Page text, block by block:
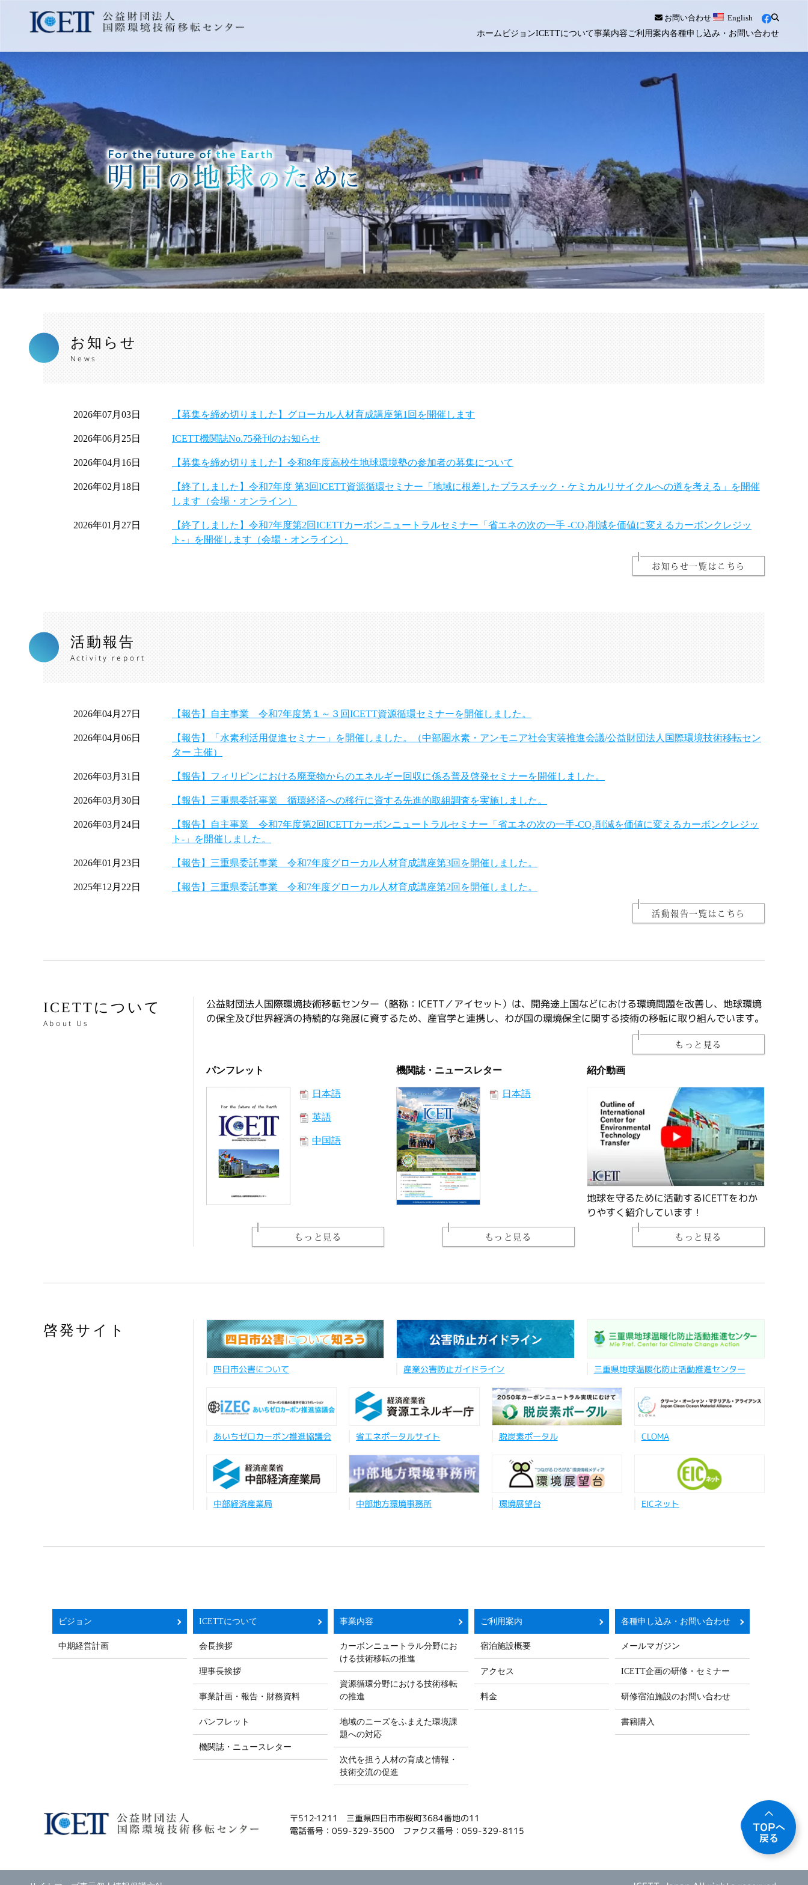
お問い合わせ
English
ホーム ビジョンICETTについて事業内容 ご利用案内各種申し込み・お問い合わせ
お知らせ
News
2026年07月03日 【募集を締め切りました】グローカル人材育成講座第1回を開催します
2026年06月25日 ICETT機関誌No.75発刊のお知らせ
2026年04月16日 【募集を締め切りました】令和8年度高校生地球環境塾の参加者の募集について
2026年02月18日
【終了しました】令和7年度 第3回ICETT資源循環セミナー「地域に根差したプラスチック・ケミカルリサイクルへの道を考える」を開催
します（会場・オンライン）
2026年01月27日
【終了しました】令和7年度第2回ICETTカーボンニュートラルセミナー「省エネの次の一手 -CO₂削減を価値に変えるカーボンクレジッ
ト-」を開催します（会場・オンライン）
お知らせ一覧はこちら
活動報告
Activity report
2026年04月27日 【報告】自主事業 令和7年度第１～３回ICETT資源循環セミナーを開催しました。
2026年04月06日
【報告】「水素利活用促進セミナー」を開催しました。（中部圏水素・アンモニア社会実装推進会議/公益財団法人国際環境技術移転セン
ター 主催）
2026年03月31日 【報告】フィリピンにおける廃棄物からのエネルギー回収に係る普及啓発セミナーを開催しました。
2026年03月30日 【報告】三重県委託事業 循環経済への移行に資する先進的取組調査を実施しました。
2026年03月24日
【報告】自主事業 令和7年度第2回ICETTカーボンニュートラルセミナー「省エネの次の一手-CO₂削減を価値に変えるカーボンクレジッ
ト-」を開催しました。
2026年01月23日 【報告】三重県委託事業 令和7年度グローカル人材育成講座第3回を開催しました。
2025年12月22日 【報告】三重県委託事業 令和7年度グローカル人材育成講座第2回を開催しました。
活動報告一覧はこちら
ICETTについて
About Us
公益財団法人国際環境技術移転センター（略称：ICETT／アイセット）は、開発途上国などにおける環境問題を改善し、地球環境
の保全及び世界経済の持続的な発展に資するため、産官学と連携し、わが国の環境保全に関する技術の移転に取り組んでいます。
もっと見る
パンフレット
日本語
英語
中国語
もっと見る
機関誌・ニュースレター
日本語
もっと見る
紹介動画
地球を守るために活動するICETTをわか
りやすく紹介しています！
もっと見る
啓発サイト
四日市公害について 産業公害防止ガイドライン 三重県地球温暖化防止活動推進センター
あいちゼロカーボン推進協議会 省エネポータルサイト 脱炭素ポータル CLOMA
中部経済産業局 中部地方環境事務所 環境展望台 EICネット
ビジョン
中期経営計画
ICETTについて
会長挨拶
理事長挨拶
事業計画・報告・財務資料
パンフレット
機関誌・ニュースレター
事業内容
カーボンニュートラル分野にお
ける技術移転の推進
資源循環分野における技術移転
の推進
地域のニーズをふまえた環境課
題への対応
次代を担う人材の育成と情報・
技術交流の促進
ご利用案内
宿泊施設概要
アクセス
料金
各種申し込み・お問い合わせ
メールマガジン
ICETT企画の研修・セミナー
研修宿泊施設のお問い合わせ
書籍購入
〒512‐1211 三重県四日市市桜町3684番地の11
電話番号：059-329-3500 ファクス番号：059-329-8115